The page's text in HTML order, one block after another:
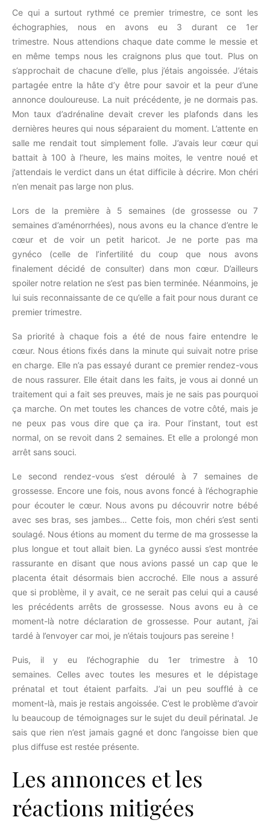
Ce qui a surtout rythmé ce premier trimestre, ce sont les
échographies, nous en avons eu 3 durant ce 1er
trimestre. Nous attendions chaque date comme le messie et
en même temps nous les craignons plus que tout. Plus on
s’approchait de chacune d’elle, plus j’étais angoissée. J’étais
partagée entre la hâte d’y être pour savoir et la peur d’une
annonce douloureuse. La nuit précédente, je ne dormais pas.
Mon taux d’adrénaline devait crever les plafonds dans les
dernières heures qui nous séparaient du moment. L’attente en
salle me rendait tout simplement folle. J’avais leur cœur qui
battait à 100 à l’heure, les mains moites, le ventre noué et
j’attendais le verdict dans un état difficile à décrire. Mon chéri
n’en menait pas large non plus.
Lors de la première à 5 semaines (de grossesse ou 7
semaines d’aménorrhées), nous avons eu la chance d’entre le
cœur et de voir un petit haricot. Je ne porte pas ma
gynéco (celle de l’infertilité du coup que nous avons
finalement décidé de consulter) dans mon cœur. D’ailleurs
spoiler notre relation ne s’est pas bien terminée. Néanmoins, je
lui suis reconnaissante de ce qu’elle a fait pour nous durant ce
premier trimestre.
Sa priorité à chaque fois a été de nous faire entendre le
cœur. Nous étions fixés dans la minute qui suivait notre prise
en charge. Elle n’a pas essayé durant ce premier rendez-vous
de nous rassurer. Elle était dans les faits, je vous ai donné un
traitement qui a fait ses preuves, mais je ne sais pas pourquoi
ça marche. On met toutes les chances de votre côté, mais je
ne peux pas vous dire que ça ira. Pour l’instant, tout est
normal, on se revoit dans 2 semaines. Et elle a prolongé mon
arrêt sans souci.
Le second rendez-vous s’est déroulé à 7 semaines de
grossesse. Encore une fois, nous avons foncé à l’échographie
pour écouter le cœur. Nous avons pu découvrir notre bébé
avec ses bras, ses jambes… Cette fois, mon chéri s’est senti
soulagé. Nous étions au moment du terme de ma grossesse la
plus longue et tout allait bien. La gynéco aussi s’est montrée
rassurante en disant que nous avions passé un cap que le
placenta était désormais bien accroché. Elle nous a assuré
que si problème, il y avait, ce ne serait pas celui qui a causé
les précédents arrêts de grossesse. Nous avons eu à ce
moment-là notre déclaration de grossesse. Pour autant, j’ai
tardé à l’envoyer car moi, je n’étais toujours pas sereine !
Puis, il y eu l’échographie du 1er trimestre à 10
semaines. Celles avec toutes les mesures et le dépistage
prénatal et tout étaient parfaits. J’ai un peu soufflé à ce
moment-là, mais je restais angoissée. C’est le problème d’avoir
lu beaucoup de témoignages sur le sujet du deuil périnatal. Je
sais que rien n’est jamais gagné et donc l’angoisse bien que
plus diffuse est restée présente.
Les annonces et les
réactions mitigées